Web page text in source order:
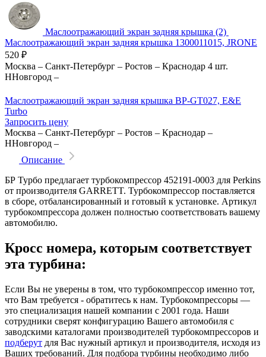
Маслоотражающий экран задняя крышка (2)
Маслоотражающий экран задняя крышка 1300011015, JRONE
520 ₽
Москва – Санкт-Петербург – Ростов – Краснодар 4 шт.
ННовгород –
Маслоотражающий экран задняя крышка BP-GT027, E&E
Turbo
Запросить цену
Москва – Санкт-Петербург – Ростов – Краснодар –
ННовгород –
Описание
БР Турбо предлагает турбокомпрессор 452191-0003 для Perkins
от производителя GARRETT. Турбокомпрессор поставляется
в сборе, отбалансированный и готовый к установке. Артикул
турбокомпрессора должен полностью соответствовать вашему
автомобилю.
Кросс номера, которым соответствует
эта турбина:
Если Вы не уверены в том, что турбокомпрессор именно тот,
что Вам требуется - обратитесь к нам. Турбокомпрессоры —
это специализация нашей компании с 2001 года. Наши
сотрудники сверят конфигурацию Вашего автомобиля с
заводскими каталогами производителей турбокомпрессоров и
подберут для Вас нужный артикул и производителя, исходя из
Ваших требований. Для подбора турбины необходимо либо